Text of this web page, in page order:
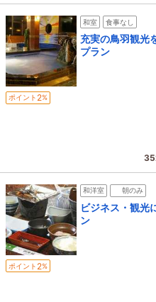
和室 食事なし
充実の鳥羽観光
プラン
ポイント 2%
和洋室 朝のみ
ビジネス・観光
ン
ポイント 2%